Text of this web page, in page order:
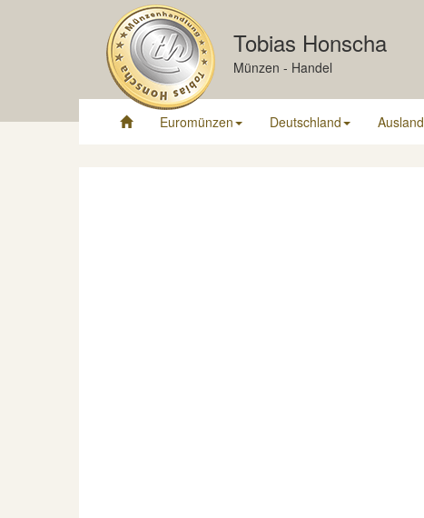
Tobias Honscha
Münzen - Handel
Euromünzen Deutschland Ausland